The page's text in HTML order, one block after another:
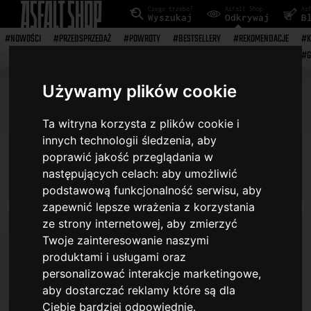
Używamy plików cookie
Ta witryna korzysta z plików cookie i
innych technologii śledzenia, aby
poprawić jakość przeglądania w
następujących celach:aby umożliwić
podstawową funkcjonalność serwisu,aby
zapewnić lepsze wrażenia z korzystania
ze strony internetowej,aby zmierzyć
Twoje zainteresowanie naszymi
produktami i usługami oraz
personalizować interakcje marketingowe,
aby dostarczać reklamy które są dla
Ciebie bardziej odpowiednie.
Czego trzeba?
Wyszukaj
Asfalt Shop
Odkrywaj
#NOWOŚCI #PRZEDSPRZEDAŻ #POWROTY #BESTSELLERY #REKOMENDACJE